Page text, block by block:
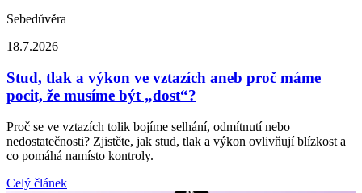
Sebedůvěra
18.7.2026
Stud, tlak a výkon ve vztazích aneb proč máme
pocit, že musíme být „dost“?
Proč se ve vztazích tolik bojíme selhání, odmítnutí nebo
nedostatečnosti? Zjistěte, jak stud, tlak a výkon ovlivňují blízkost a
co pomáhá namísto kontroly.
Celý článek